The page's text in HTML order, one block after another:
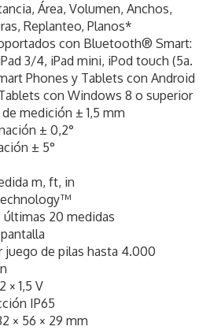
Área, Volumen, Anchos,
Replanteo, Planos*
con Bluetooth® Smart:
3/4, iPad mini, iPod touch (5a.
Phones y Tablets con Android
con Windows 8 o superior
medición ± 1,5 mm
± 0,2°
± 5°
m, ft, in
últimas 20 medidas
juego de pilas hasta 4.000
× 1,5 V
IP65
× 56 × 29 mm